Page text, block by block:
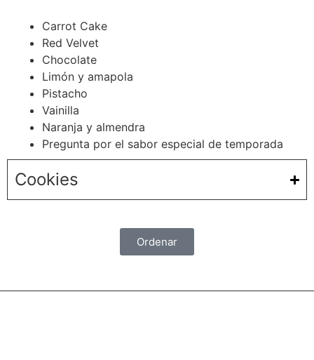
Carrot Cake
Red Velvet
Chocolate
Limón y amapola
Pistacho
Vainilla
Naranja y almendra
Pregunta por el sabor especial de temporada
Cookies
Ordenar